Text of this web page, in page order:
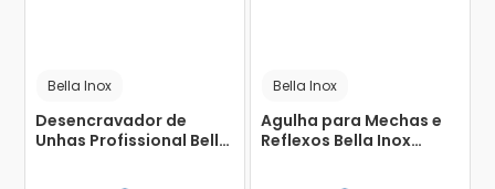
Bella Inox
Desencravador de
Unhas Profissional Bella
Bella Inox
Agulha para Mechas e
Reflexos Bella Inox